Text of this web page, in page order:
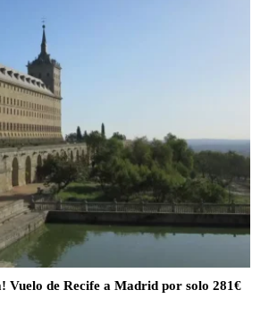
Vuelo de Recife a Madrid por solo 281€